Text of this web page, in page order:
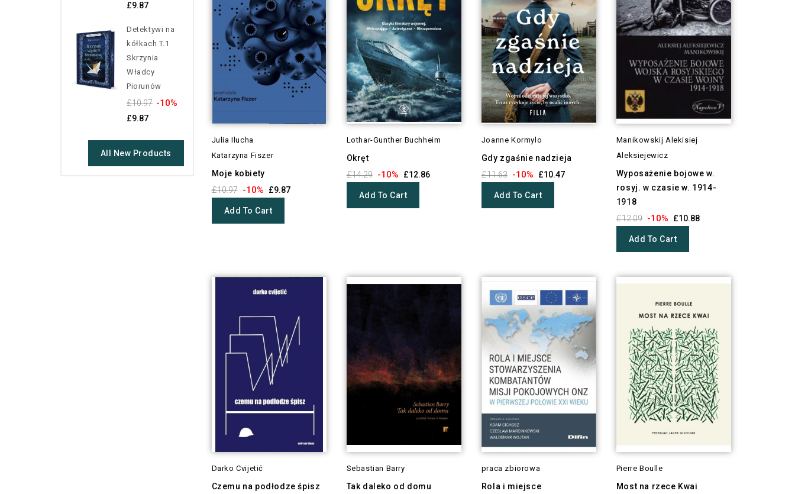
£9.87
Detektywi na
kółkach T.1
Skrzynia
Władcy
Piorunów
£10.97 -10%
£9.87
All New Products
Julia Ilucha
Katarzyna Fiszer
Moje kobiety
£10.97 -10% £9.87
Add To Cart
Lothar-Gunther Buchheim
Okręt
£14.29 -10% £12.86
Add To Cart
Joanne Kormylo
Gdy zgaśnie nadzieja
£11.63 -10% £10.47
Add To Cart
Manikowskij Alekisiej
Aleksiejewicz
Wyposażenie bojowe w.
rosyj. w czasie w. 1914-
1918
£12.09 -10% £10.88
Add To Cart
Darko Cvijetić
Czemu na podłodze śpisz
Sebastian Barry
Tak daleko od domu
praca zbiorowa
Rola i miejsce
Pierre Boulle
Most na rzece Kwai